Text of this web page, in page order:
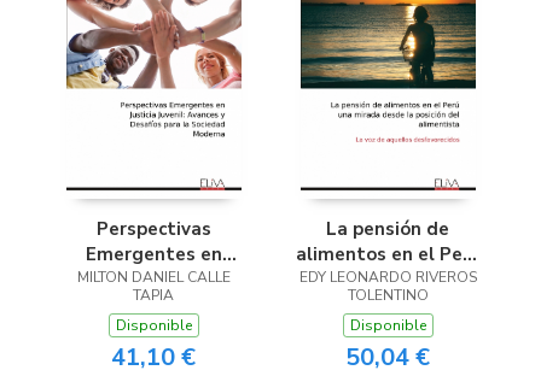
Perspectivas
Emergentes en
Justicia Juvenil
MILTON DANIEL CALLE
TAPIA
Disponible
41,10 €
La pensión de
alimentos en el Perú
una mirada desde la
posición del
alimentista
EDY LEONARDO RIVEROS
TOLENTINO
Disponible
50,04 €